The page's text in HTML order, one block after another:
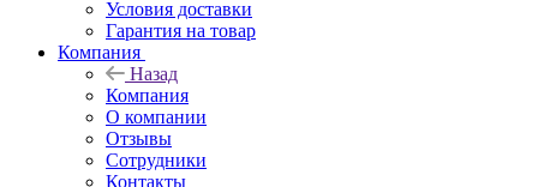
Условия доставки
Гарантия на товар
Компания
Назад
Компания
О компании
Отзывы
Сотрудники
Контакты